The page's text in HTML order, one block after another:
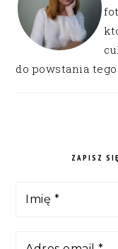
do powstania tego
ZAPISZ